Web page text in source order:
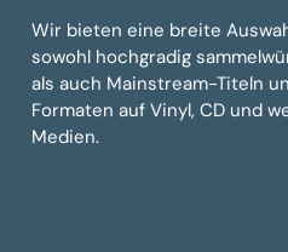
Wir bieten eine breite
sowohl hochgradig
als auch Mainstream-Titeln
Formaten auf Vinyl, CD und
Medien.